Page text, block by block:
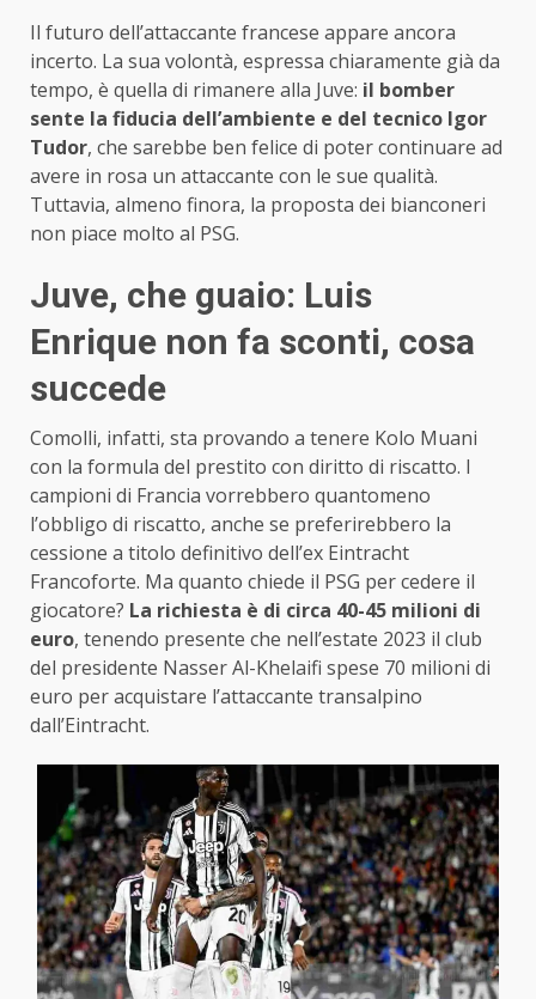
Il futuro dell’attaccante francese appare ancora
incerto. La sua volontà, espressa chiaramente già da
tempo, è quella di rimanere alla Juve: il bomber
sente la fiducia dell’ambiente e del tecnico Igor
Tudor, che sarebbe ben felice di poter continuare ad
avere in rosa un attaccante con le sue qualità.
Tuttavia, almeno finora, la proposta dei bianconeri
non piace molto al PSG.
Juve, che guaio: Luis
Enrique non fa sconti, cosa
succede
Comolli, infatti, sta provando a tenere Kolo Muani
con la formula del prestito con diritto di riscatto. I
campioni di Francia vorrebbero quantomeno
l’obbligo di riscatto, anche se preferirebbero la
cessione a titolo definitivo dell’ex Eintracht
Francoforte. Ma quanto chiede il PSG per cedere il
giocatore? La richiesta è di circa 40-45 milioni di
euro, tenendo presente che nell’estate 2023 il club
del presidente Nasser Al-Khelaifi spese 70 milioni di
euro per acquistare l’attaccante transalpino
dall’Eintracht.